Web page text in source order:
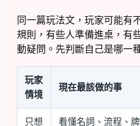
同一篇玩法文，玩家可能有
規則，有些人準備進桌，有
動疑問。先判斷自己是哪一
玩家
情境
現在最該做的事
只想 看懂名詞、流程、